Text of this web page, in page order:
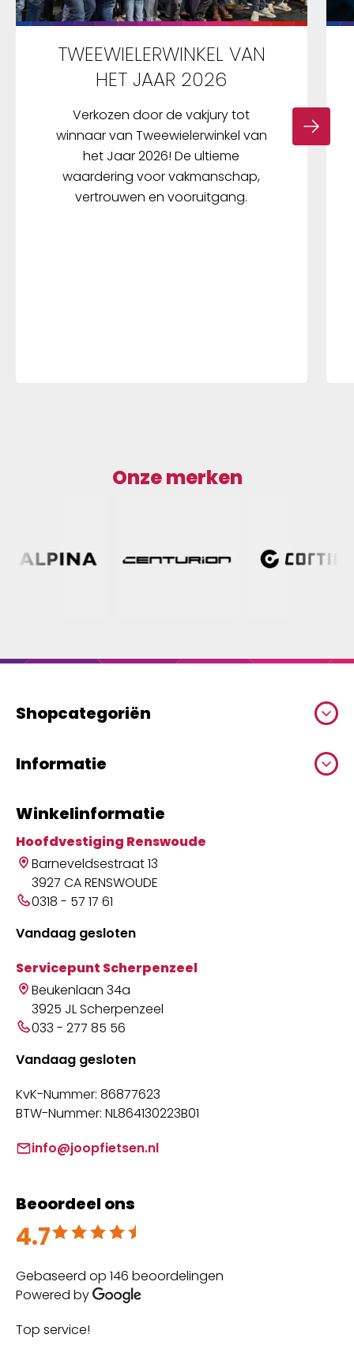
TWEEWIELERWINKEL VAN
HET JAAR 2026
Verkozen door de vakjury tot
winnaar van Tweewielerwinkel van
het Jaar 2026! De ultieme
waardering voor vakmanschap,
vertrouwen en vooruitgang.
Onze merken
Shopcategoriën
Informatie
Winkelinformatie
Hoofdvestiging Renswoude
Barneveldsestraat 13
3927 CA RENSWOUDE
0318 - 57 17 61
Vandaag gesloten
Servicepunt Scherpenzeel
Beukenlaan 34a
3925 JL Scherpenzeel
033 - 277 85 56
Vandaag gesloten
KvK-Nummer: 86877623
BTW-Nummer: NL864130223B01
info@joopfietsen.nl
Beoordeel ons
4.7
Beoordeeld met 4.7 uit 5
Gebaseerd op 146 beoordelingen
Powered by
Top service!